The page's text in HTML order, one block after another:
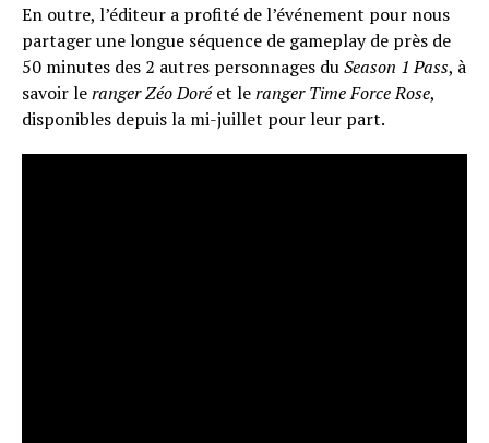
En outre, l’éditeur a profité de l’événement pour nous
partager une longue séquence de gameplay de près de
50 minutes des 2 autres personnages duSeason 1 Pass, à
savoir leranger Zéo Doréet leranger Time Force Rose,
disponibles depuis la mi-juillet pour leur part.